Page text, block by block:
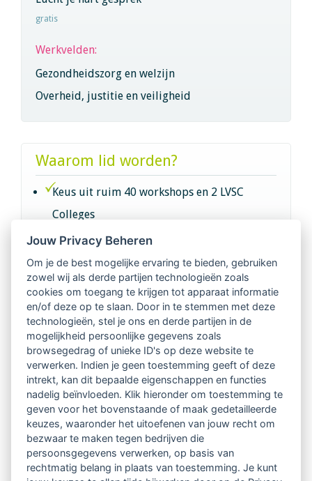
gratis
Werkvelden:
Gezondheidszorg en welzijn
Overheid, justitie en veiligheid
Waarom lid worden?
Keus uit ruim 40 workshops en 2 LVSC
Colleges
Intervisie met geregistreerde vakgenoten
Netwerk van 2100 professionals in 14
regio's
Vindbaar voor opdrachtgevers
Tijdschrift voor
Begeleidingskunde & kennisbank
Beroepsregistratie (LVSC keurmerk)
Lid worden van LVSC
Jouw Privacy Beheren
Om je de best mogelijke ervaring te bieden, gebruiken
zowel wij als derde partijen technologieën zoals
cookies om toegang te krijgen tot apparaat informatie
en/of deze op te slaan. Door in te stemmen met deze
technologieën, stel je ons en derde partijen in de
mogelijkheid persoonlijke gegevens zoals
browsegedrag of unieke ID's op deze website te
verwerken. Indien je geen toestemming geeft of deze
intrekt, kan dit bepaalde eigenschappen en functies
nadelig beïnvloeden. Klik hieronder om toestemming te
geven voor het bovenstaande of maak gedetailleerde
keuzes, waaronder het uitoefenen van jouw recht om
bezwaar te maken tegen bedrijven die
persoonsgegevens verwerken, op basis van
rechtmatig belang in plaats van toestemming. Je kunt